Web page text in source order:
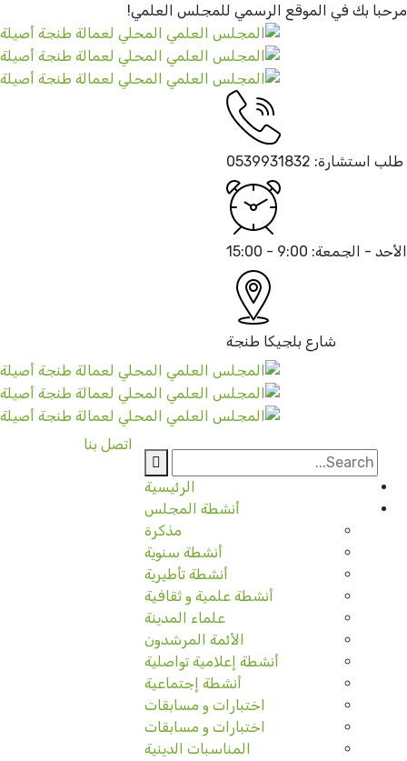
بك في الموقع الرسميللمجلس العلمي!
استشارة: 0539931832
- الجمعة: 9:00 - 15:00
شارع بلجيكا طنجة
الرئيسية
أنشطة المجلس
مذكرة
أنشطة سنوية
أنشطة تأطيرية
أنشطة علمية و ثقافية
علماء المدينة
الأئمة المرشدون
أنشطة إعلامية تواصلية
أنشطة إجتماعية
اختبارات و مسابقات
اختبارات و مسابقات
المناسبات الدينية
اتصل بنا